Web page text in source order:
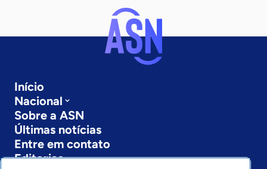
Início
Nacional
Sobre a ASN
Últimas notícias
Entre em contato
Editorias